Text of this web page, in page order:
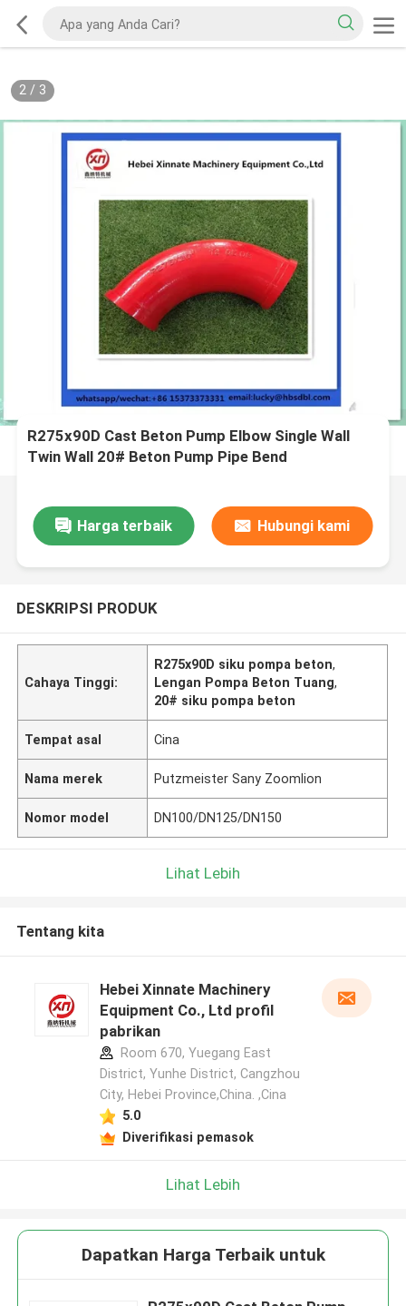
2/ 3
R275x90D Cast Beton Pump Elbow Single Wall
Twin Wall 20# Beton Pump Pipe Bend
Harga terbaik Hubungi kami
DESKRIPSI PRODUK
Cahaya Tinggi:
R275x90D siku pompa beton,
Lengan Pompa Beton Tuang,
20# siku pompa beton
Tempat asal Cina
Nama merek Putzmeister Sany Zoomlion
Nomor model DN100/DN125/DN150
Lihat Lebih
Tentang kita
Hebei Xinnate Machinery
Equipment Co., Ltd profil
pabrikan
Room 670, Yuegang East
District, Yunhe District, Cangzhou
City, Hebei Province,China. ,Cina
5.0
Diverifikasi pemasok
Lihat Lebih
Dapatkan Harga Terbaik untuk